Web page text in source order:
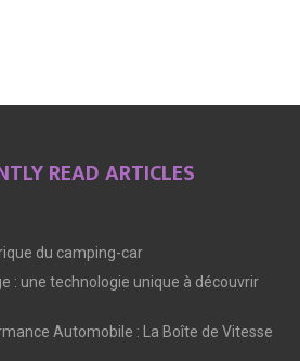
READ ARTICLES
du camping-car
: une technologie unique à découvrir
Automobile : La Boîte de Vitesse